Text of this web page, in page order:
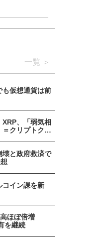
一覧
も仮想通貨は前
XRP、「弱気相
クリプトクア
壊と政府救済で
コイン課を新
高ほぼ倍増
を継続